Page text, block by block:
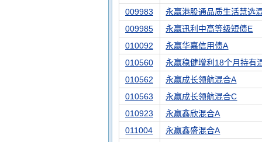
009983
永赢港股通品质生活慧选
009985
永赢迅利中高等级短债E
010092
永赢华嘉信用债A
010560
永赢稳健增利18个月持有
010562
永赢成长领航混合A
010563
永赢成长领航混合C
010923
永赢鑫欣混合A
011004
永赢鑫盛混合A